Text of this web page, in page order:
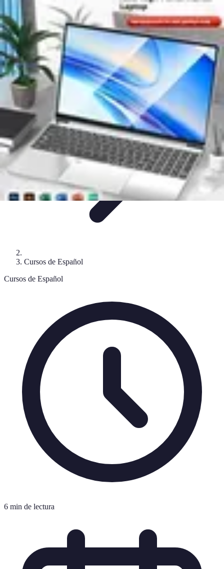
Clases en Español
Clases de Español
Recursos de AprendizajeTécnicas de
Aprendizaje
Cursos y RecursosMétodos de Aprendizaje
Clases en Español
Cursos de Español
Cursos de Español
6 min de lectura